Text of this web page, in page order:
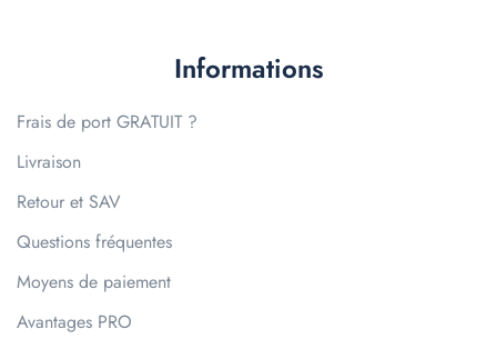
Informations
Frais de port GRATUIT ?
Livraison
Retour et SAV
Questions fréquentes
Moyens de paiement
Avantages PRO